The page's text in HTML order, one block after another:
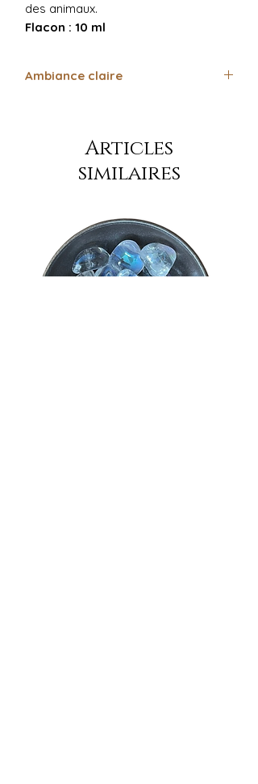
des animaux.
Flacon : 10 ml
Ambiance claire
Articles
similaires